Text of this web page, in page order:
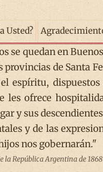
Usted?
se quedan en
de Santa
espíritu,
les ofrece
y sus
y de las
nos gobernarán."
la República Argentina de